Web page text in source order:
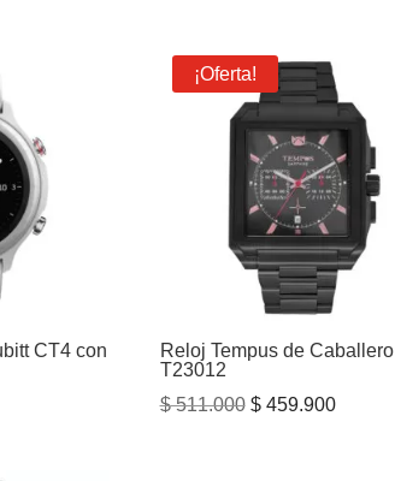
CT4 con
¡Oferta!
Reloj Tempus de Caballero
T23012
$511.000 El
$459.900El